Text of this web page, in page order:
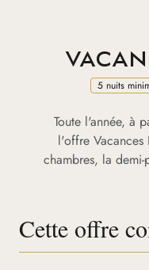
5 nuits
Toute l'année, à
l'offre Vacances
chambres, la
Cette offre